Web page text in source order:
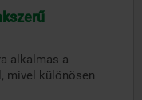
alkalmas a
mivel különösen